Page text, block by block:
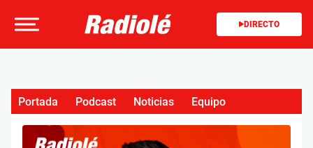
DIRECTO
Portada Podcast Noticias Equipo